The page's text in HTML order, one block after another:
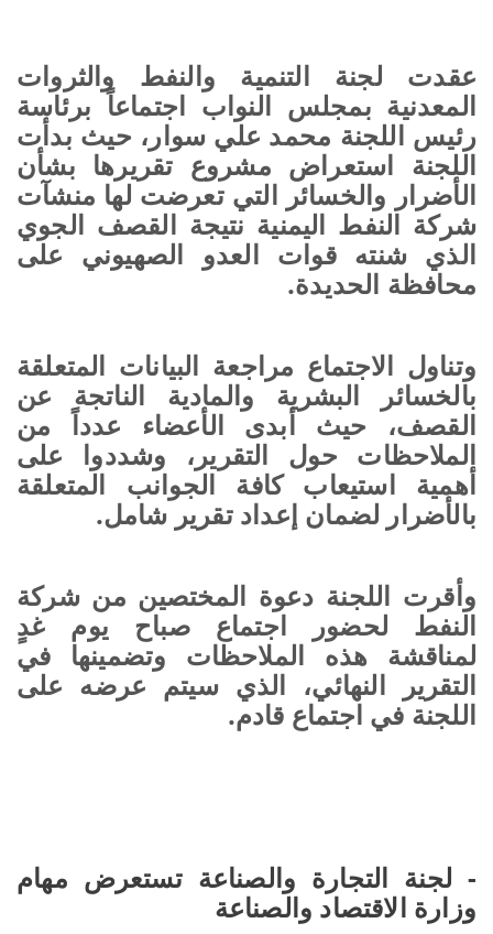
عقدت لجنة التنمية والنفط والثروات
المعدنية بمجلس النواب اجتماعاً برئاسة
رئيس اللجنة محمد علي سوار، حيث بدأت
اللجنة استعراض مشروع تقريرها بشأن
الأضرار والخسائر التي تعرضت لها منشآت
شركة النفط اليمنية نتيجة القصف الجوي
الذي شنته قوات العدو الصهيوني على
محافظة الحديدة.
وتناول الاجتماع مراجعة البيانات المتعلقة
بالخسائر البشرية والمادية الناتجة عن
القصف، حيث أبدى الأعضاء عدداً من
الملاحظات حول التقرير، وشددوا على
أهمية استيعاب كافة الجوانب المتعلقة
بالأضرار لضمان إعداد تقرير شامل.
وأقرت اللجنة دعوة المختصين من شركة
النفط لحضور اجتماع صباح يوم غدٍ
لمناقشة هذه الملاحظات وتضمينها في
التقرير النهائي، الذي سيتم عرضه على
اللجنة في اجتماع قادم.
- لجنة التجارة والصناعة تستعرض مهام
وزارة الاقتصاد والصناعة